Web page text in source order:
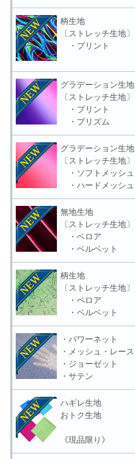
柄生地
〔ストレッチ生地〕
・プリント
グラデーション生地
〔ストレッチ生地〕
・プリント
・プリズム
グラデーション生地
〔ストレッチ生地〕
・ソフトメッシュ
・ハードメッシュ
無地生地
〔ストレッチ生地〕
・ベロア
・ベルベット
柄生地
〔ストレッチ生地〕
・ベロア
・ベルベット
・パワーネット
・メッシュ・レース
・ジョーゼット
・サテン
ハギレ生地
おトク生地
《現品限り》